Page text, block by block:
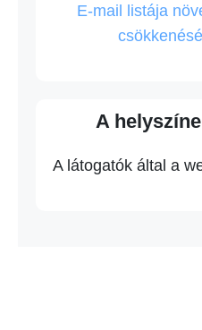
E-mail listája
A
A látogatók által a